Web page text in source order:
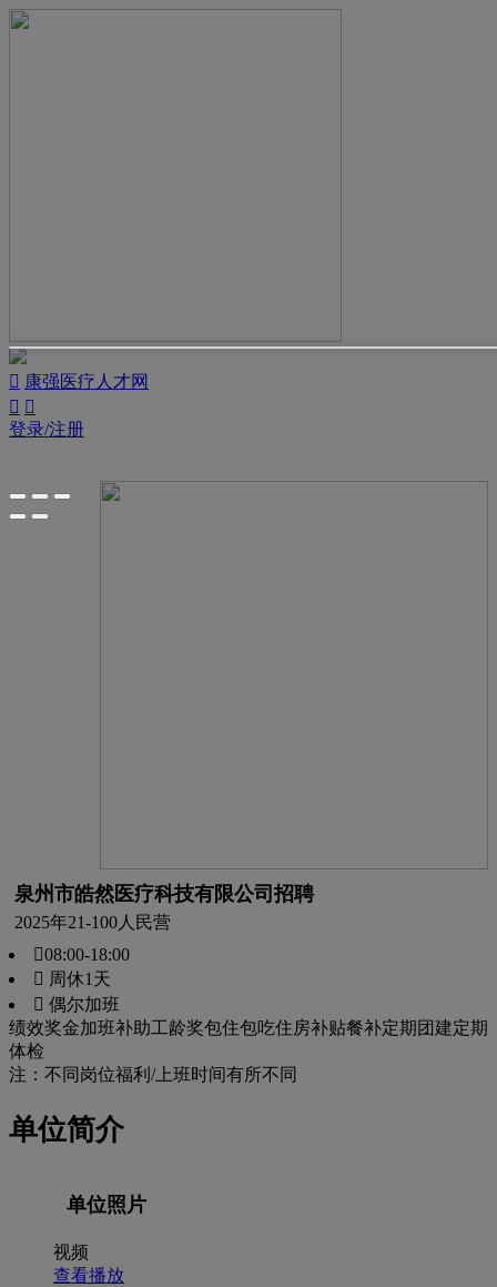
 康强医疗人才网
 
登录/注册
泉州市皓然医疗科技有限公司招聘
2025年21-100人 民营
08:00-18:00
 周休1天
 偶尔加班
绩效奖金加班补助工龄奖包住包吃住房补贴餐补定期团建定期
体检
注：不同岗位福利/上班时间有所不同
单位简介
单位照片
视频
查看播放